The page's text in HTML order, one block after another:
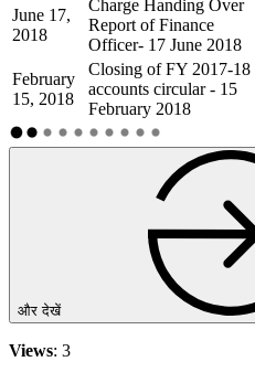
June 17,
2018
Charge Handing Over
Report of Finance
Officer- 17 June 2018
February
15, 2018
Closing of FY 2017-18
accounts circular - 15
February 2018
और देखें
Views: 3